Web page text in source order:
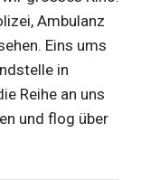
Ambulanz
Eins ums
in
Reihe an uns
und flog über